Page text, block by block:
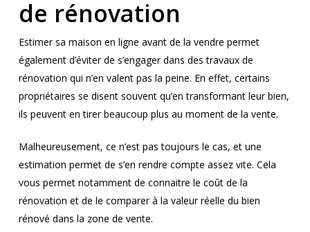
de rénovation
Estimer sa maison en ligne avant de la vendre permet
également d’éviter de s’engager dans des travaux de
rénovation qui n’en valent pas la peine. En effet, certains
propriétaires se disent souvent qu’en transformant leur bien,
ils peuvent en tirer beaucoup plus au moment de la vente.
Malheureusement, ce n’est pas toujours le cas, et une
estimation permet de s’en rendre compte assez vite. Cela
vous permet notamment de connaitre le coût de la
rénovation et de le comparer à la valeur réelle du bien
rénové dans la zone de vente.